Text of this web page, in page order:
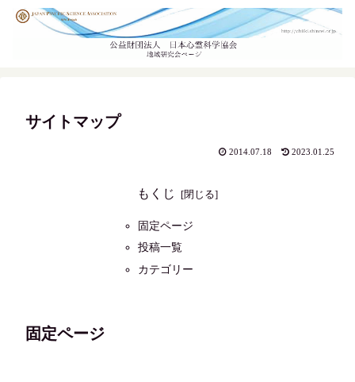
サイトマップ
2014.07.18 2023.01.25
もくじ
固定ページ
投稿一覧
カテゴリー
固定ページ